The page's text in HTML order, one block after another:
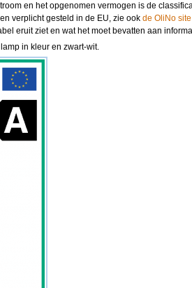
en het opgenomen vermogen is de
verplicht gesteld in de EU, zie ook de OliNo site
eruit ziet en wat het moet bevatten aan
in kleur en zwart-wit.